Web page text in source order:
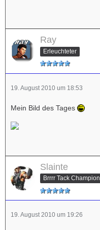
Ray
Erleuchteter
19. August 2010 um 18:53
Mein Bild des Tages
Slainte
Brrrr Tack Champion
19. August 2010 um 19:26